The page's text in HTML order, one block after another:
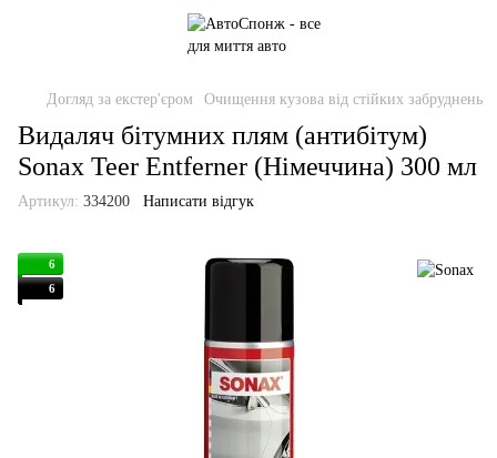
Догляд за екстер'єром Очищення кузова від стійких забруднень
Видаляч бітумних плям (антибітум)
Sonax Teer Entferner (Німеччина) 300 мл
Артикул: 334200 Написати відгук
6
6